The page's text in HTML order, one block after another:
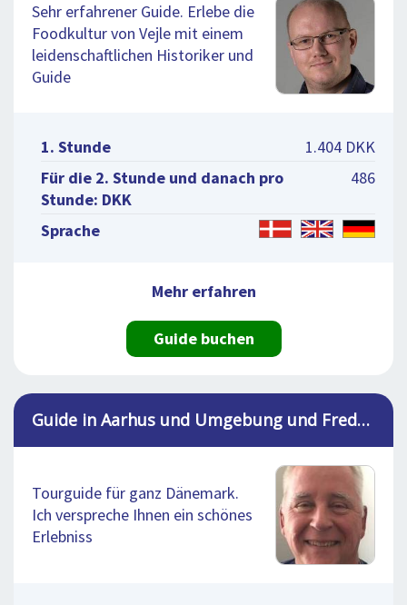
Sehr erfahrener Guide. Erlebe die
Foodkultur von Vejle mit einem
leidenschaftlichen Historiker und
Guide
1. Stunde
1.404 DKK
Für die 2. Stunde und danach pro
Stunde: DKK
486
Sprache
Mehr erfahren
Guide buchen
Guide in Aarhus und Umgebung und Fredericia, Hans
Tourguide für ganz Dänemark.
Ich verspreche Ihnen ein schönes
Erlebniss